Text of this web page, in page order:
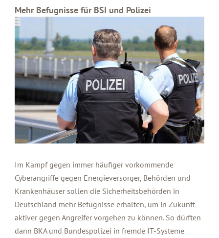
Mehr Befugnisse für BSI und Polizei
Zeige
grösseres
Bild
Im Kampf gegen immer häufiger vorkommende
Cyberangriffe gegen Energieversorger, Behörden und
Krankenhäuser sollen die Sicherheitsbehörden in
Deutschland mehr Befugnisse erhalten, um in Zukunft
aktiver gegen Angreifer vorgehen zu können. So dürften
dann BKA und Bundespolizei in fremde IT-Systeme